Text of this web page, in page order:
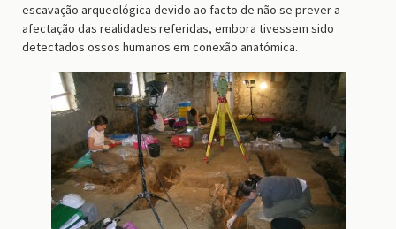
escavação arqueológica devido ao facto de não se prever a
afectação das realidades referidas, embora tivessem sido
detectados ossos humanos em conexão anatómica.